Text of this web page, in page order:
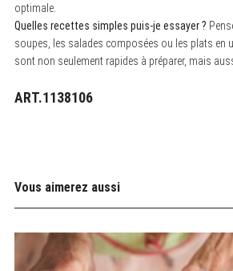
optimale.
Quelles recettes simples puis-je essayer ?
soupes, les salades composées ou les plats en
sont non seulement rapides à préparer, mais
ART.1138106
Vous aimerez aussi